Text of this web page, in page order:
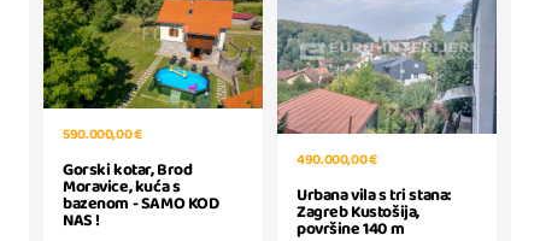
590.000,00 €
Gorski kotar, Brod
Moravice, kuća s
bazenom - SAMO KOD
NAS !
490.000,00 €
Urbana vila s tri stana:
Zagreb Kustošija,
površine 140 m